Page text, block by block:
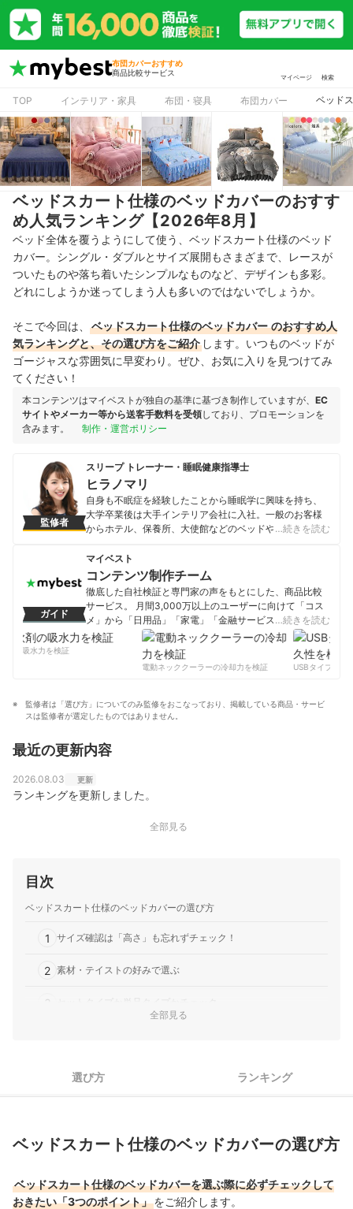
布団カバーおすすめ
商品比較サービス
マイページ 検索
TOP インテリア・家具 布団・寝具 布団カバー ベッド
ベッドスカート仕様のベッドカバーのおすす
め人気ランキング【2026年8月】
ベッド全体を覆うようにして使う、ベッドスカート仕様のベッド
カバー。シングル・ダブルとサイズ展開もさまざまで、レースが
ついたものや落ち着いたシンプルなものなど、デザインも多彩。
どれにしようか迷ってしまう人も多いのではないでしょうか。
そこで今回は、 ベッドスカート仕様のベッドカバー のおすすめ人
気ランキングと、その選び方をご紹介 します。いつものベッドが
ゴージャスな雰囲気に早変わり。ぜひ、お気に入りを見つけてみ
てください！
本コンテンツはマイベストが独自の基準に基づき制作していますが、 EC
サイトやメーカー等から送客手数料を受領しており、プロモーションを
含みます。
制作・運営ポリシー
監修者
スリープ トレーナー・睡眠健康指導士
ヒラノマリ
自身も不眠症を経験したことから睡眠学に興味を持ち、
大学卒業後は大手インテリア会社に入社。一般のお客様
からホテル、保養所、大使館などのベッドや寝室全体の
リート専門の睡眠のパーソナルトレーナー『スリープト
レーナー』としてメジャーリーガーの藤浪晋太郎投手、
プロ野球選手、Jリーガー、オリンピック選手などに試合
時に合わせた睡眠アドバイスから寝具・パジャマ選びま
で行っている。
ヒラノマリのプロフィール
…続きを読む
ガイド
マイベスト
コンテンツ制作チーム
徹底した自社検証と専門家の声をもとにした、商品比較
サービス。 月間3,000万以上のユーザーに向けて「コス
メ」から「日用品」「家電」「金融サービス」まで、ベ
ストな商品を選んでもらうために、毎日コンテンツを制
コンテンツ制作チームのプロフィール
…続きを読む
の吸水力を検証
電動ネッククーラーの冷却力を検証
USBタイプCケー
監修者は「選び方」についてのみ監修をおこなっており、掲載している商品・サービ
スは監修者が選定したものではありません。
最近の更新内容
2026.08.03 更新
ランキングを更新しました。
全部見る
目次
ベッドスカート仕様のベッドカバーの選び方
1 サイズ確認は「高さ」も忘れずチェック！
2 素材・テイストの好みで選ぶ
3
ベッドスカート仕様のベッドカバーの売れ筋ランキングもチェック！
全部見る
選び方 ランキング
ベッドスカート仕様のベッドカバーの選び方
ベッドスカート仕様のベッドカバーを選ぶ際に必ずチェックして
おきたい「3つのポイント」をご紹介します。